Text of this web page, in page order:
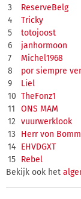
3
ReserveBelg
4
Tricky
5
totojoost
6
janhormoon
7
Michel1968
8
por siempre
9
Liel
10 TheFonz1
11
ONS MAM
12 vuurwerklook
13 Herr von
14 EHVDGXT
15 Rebel
Bekijk ook het